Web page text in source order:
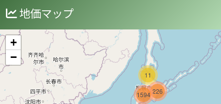
地価マップ
11
226
1594
+
−